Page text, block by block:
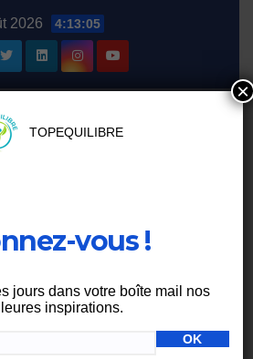
2026 4:13:05
malnutrition
TOPEQUILIBRE
vous !
jours dans votre boîte mail nos
inspirations.
×